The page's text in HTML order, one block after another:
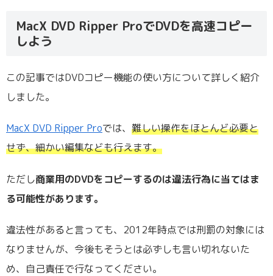
MacX DVD Ripper ProでDVDを高速コピー
しよう
この記事ではDVDコピー機能の使い方について詳しく紹介
しました。
MacX DVD Ripper Proでは、 難しい操作をほとんど必要と
せず、細かい編集なども行えます。
ただし商業用のDVDをコピーするのは違法行為に当てはま
る可能性があります。
違法性があると言っても、2012年時点では刑罰の対象には
なりませんが、今後もそうとは必ずしも言い切れないた
め、自己責任で行なってください。